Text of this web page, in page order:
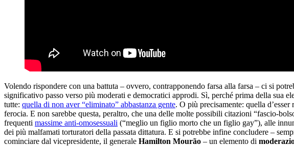
Volendo rispondere con una battuta – ovvero, contrapponendo farsa alla farsa – ci si
significativo passo verso più moderati e democratici approdi. Sì, perché prima della sua
tutte: quella di non aver “eliminato” abbastanza gente. O più precisamente: quella
ferocia. E non sarebbe questa, peraltro, che una delle molte possibili citazioni “fascio-
frequenti massime anti-omosessuali (“meglio un figlio morto che un figlio gay”), alle
dei più malfamati torturatori della passata dittatura. E si potrebbe infine concludere –
cominciare dal vicepresidente, il generale Hamilton Mourão – un elemento di